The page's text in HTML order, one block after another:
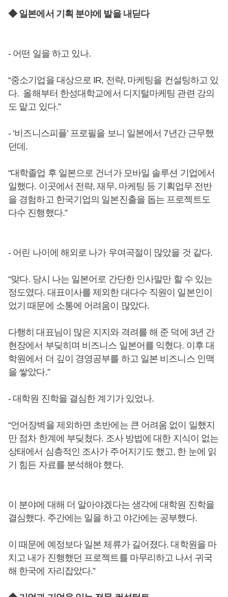
◆ 일본에서 기획 분야에 발을 내딛다
- 어떤 일을 하고 있나.
“중소기업을 대상으로 IR, 전략, 마케팅을 컨설팅하고 있
다. 올해부터 한성대학교에서 디지털마케팅 관련 강의
도 맡고 있다.”
- ‘비즈니스피플’ 프로필을 보니 일본에서 7년간 근무했
던데.
“대학졸업 후 일본으로 건너가 모바일 솔루션 기업에서
일했다. 이곳에서 전략, 재무, 마케팅 등 기획업무 전반
을 경험하고 한국기업의 일본진출을 돕는 프로젝트도
다수 진행했다.”
- 어린 나이에 해외로 나가 우여곡절이 많았을 것 같다.
“맞다. 당시 나는 일본어로 간단한 인사말만 할 수 있는
정도였다. 대표이사를 제외한 대다수 직원이 일본인이
었기 때문에 소통에 어려움이 많았다.
다행히 대표님이 많은 지지와 격려를 해 준 덕에 3년 간
현장에서 부딪히며 비즈니스 일본어를 익혔다. 이후 대
학원에서 더 깊이 경영공부를 하고 일본 비즈니스 인맥
을 쌓았다.”
- 대학원 진학을 결심한 계기가 있었나.
“언어장벽을 제외하면 초반에는 큰 어려움 없이 일했지
만 점차 한계에 부딪쳤다. 조사 방법에 대한 지식이 없는
상태에서 심층적인 조사가 주어지기도 했고, 한 눈에 읽
기 힘든 자료를 분석해야 했다.
이 분야에 대해 더 알아야겠다는 생각에 대학원 진학을
결심했다. 주간에는 일을 하고 야간에는 공부했다.
이 때문에 예정보다 일본 체류가 길어졌다. 대학원을 마
치고 내가 진행했던 프로젝트를 마무리하고 나서 귀국
해 한국에 자리잡았다.”